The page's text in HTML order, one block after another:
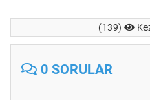
(139)
0 SORULAR